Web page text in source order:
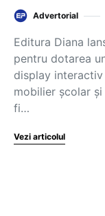
Advertorial
Editura Diana
pentru dotarea
display
mobilier școlar
fi…
Vezi articolul